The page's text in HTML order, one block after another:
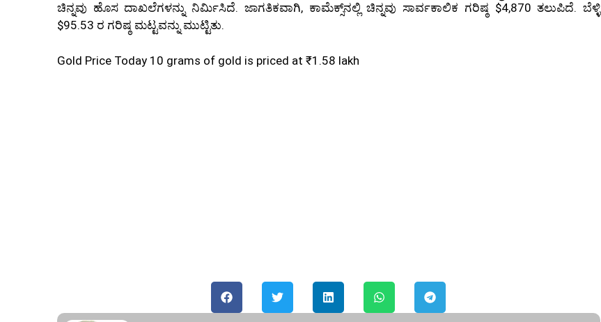
ಚಿನ್ನವು ಹೊಸ ದಾಖಲೆಗಳನ್ನು ನಿರ್ಮಿಸಿದೆ. ಜಾಗತಿಕವಾಗಿ, ಕಾಮೆಕ್ಸ್‌ನಲ್ಲಿ ಚಿನ್ನವು ಸಾರ್ವಕಾಲಿಕ ಗರಿಷ್ಠ $4,870 ತಲುಪಿದೆ. ಬೆಳ್ಳಿ
$95.53 ರ ಗರಿಷ್ಠ ಮಟ್ಟವನ್ನು ಮುಟ್ಟಿತು.
Gold Price Today 10 grams of gold is priced at ₹1.58 lakh